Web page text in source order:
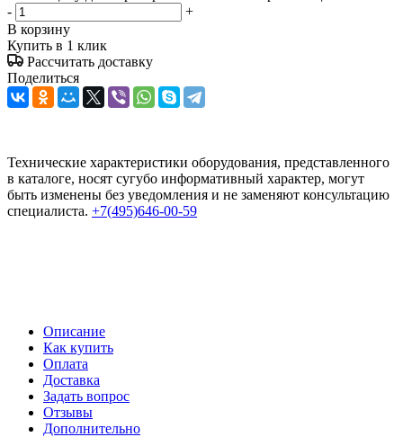
-
+
В корзину
Купить в 1 клик
Рассчитать доставку
Поделиться
Технические характеристики оборудования, представленного
в каталоге, носят сугубо информативный характер, могут
быть изменены без уведомления и не заменяют консультацию
специалиста. +7(495)646-00-59
Описание
Как купить
Оплата
Доставка
Задать вопрос
Отзывы
Дополнительно